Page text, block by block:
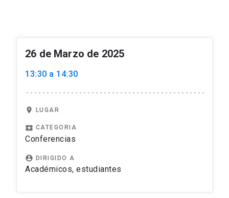
26 de Marzo de 2025
13:30 a 14:30
location_on LUGAR
local_play CATEGORIA
Conferencias
account_circle DIRIGIDO A
Académicos, estudiantes